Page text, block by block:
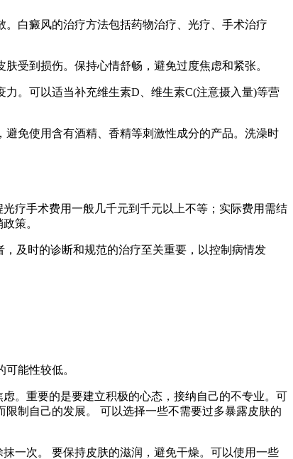
白癜风的治疗方法包括药物治疗、光疗、手术治疗
受到损伤。保持心情舒畅，避免过度焦虑和紧张。
。可以适当补充维生素D、维生素C(注意摄入量)等营
免使用含有酒精、香精等刺激性成分的产品。洗澡时
疗手术费用一般几千元到千元以上不等；实际费用需结
策。
及时的诊断和规范的治疗至关重要，以控制病情发
能性较低。
。重要的是要建立积极的心态，接纳自己的不专业。可
制自己的发展。 可以选择一些不需要过多暴露皮肤的
一次。 要保持皮肤的滋润，避免干燥。可以使用一些